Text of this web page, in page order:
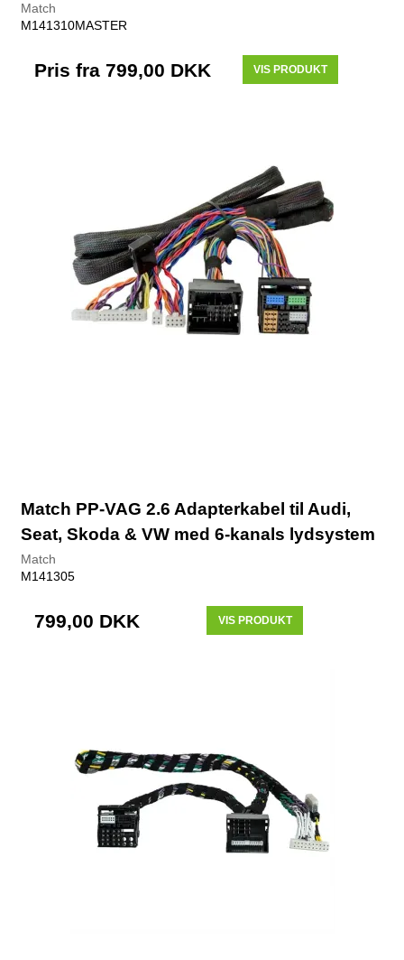
Match
M141310MASTER
Pris fra799,00 DKK VIS PRODUKT
Match PP-VAG 2.6 Adapterkabel til Audi,
Seat, Skoda & VW med 6-kanals lydsystem
Match
M141305
799,00 DKK VIS PRODUKT